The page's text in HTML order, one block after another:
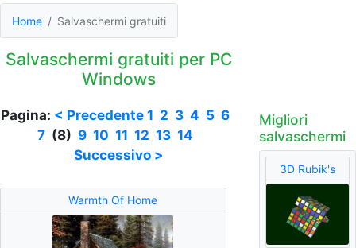
Home Salvaschermi gratuiti
Salvaschermi gratuiti per PC
Windows
Pagina: < Precedente 1 2 3 4 5 6
7 (8)9 10 11 12 13 14
Successivo >
Warmth Of Home
Migliori
salvaschermi
3D Rubik's